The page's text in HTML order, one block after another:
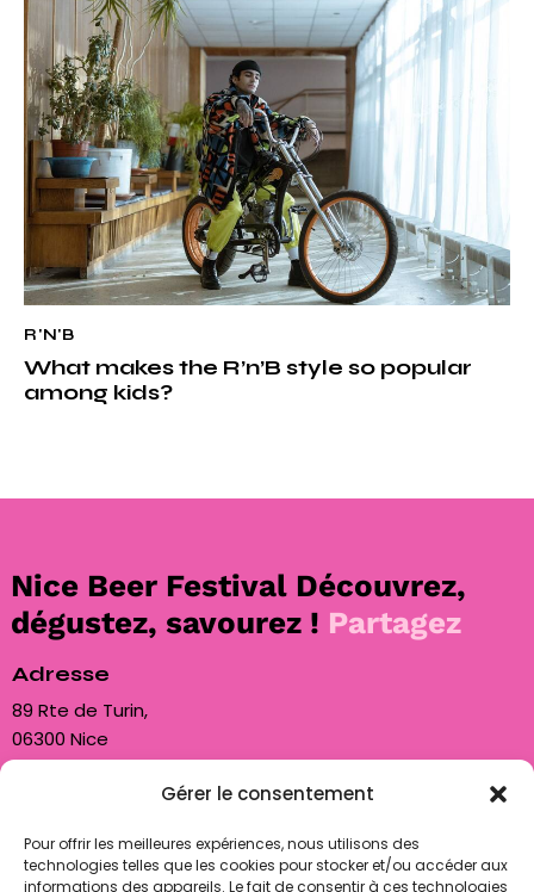
Gérer le consentement
Pour offrir les meilleures expériences, nous utilisons des
technologies telles que les cookies pour stocker et/ou accéder aux
informations des appareils. Le fait de consentir à ces technologies
R'N'B
What makes the R’n’B style so popular
among kids?
Nice Beer Festival Découvrez,
dégustez, savourez ! Partagez
Adresse
89 Rte de Turin,
06300 Nice
Nous contacter
contact@biam06.fr
+33 7 50 85 80 89